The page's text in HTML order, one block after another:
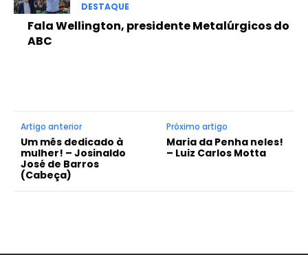
DESTAQUE
Fala Wellington, presidente Metalúrgicos do
ABC
Artigo anterior
Um mês dedicado à
mulher! – Josinaldo
José de Barros
(Cabeça)
Próximo artigo
Maria da Penha neles!
– Luiz Carlos Motta